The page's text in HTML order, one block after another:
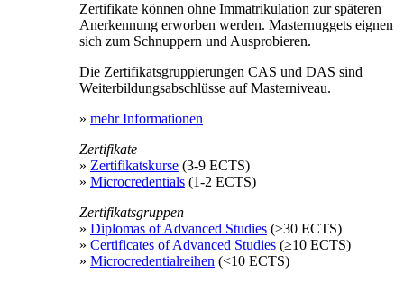
Zertifikate können ohne Immatrikulation zur späteren
Anerkennung erworben werden. Masternuggets eignen
sich zum Schnuppern und Ausprobieren.
Die Zertifikatsgruppierungen CAS und DAS sind
Weiterbildungsabschlüsse auf Masterniveau.
» mehr Informationen
Zertifikate
» Zertifikatskurse (3-9 ECTS)
» Microcredentials (1-2 ECTS)
Zertifikatsgruppen
» Diplomas of Advanced Studies (≥30 ECTS)
» Certificates of Advanced Studies (≥10 ECTS)
» Microcredentialreihen (<10 ECTS)